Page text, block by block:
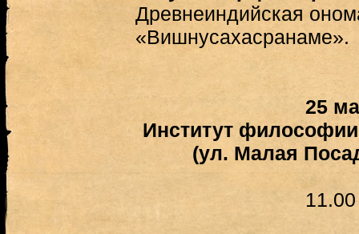
Древнеиндийская
«Вишнусахасранаме».
25
Институт
(ул. Малая